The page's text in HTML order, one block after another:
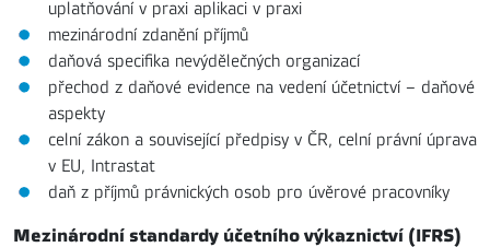
uplatňování v praxi aplikaci v praxi
mezinárodní zdanění příjmů
daňová specifika nevýdělečných organizací
přechod z daňové evidence na vedení účetnictví – daňové
aspekty
celní zákon a související předpisy v ČR, celní právní úprava
v EU, Intrastat
daň z příjmů právnických osob pro úvěrové pracovníky
Mezinárodní standardy účetního výkaznictví (IFRS)